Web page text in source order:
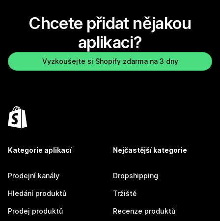
Chcete přidat nějakou
aplikaci?
Vyzkoušejte si Shopify zdarma na 3 dny
Kategorie aplikací
Prodejní kanály
Hledání produktů
Prodej produktů
Nejčastější kategorie
Dropshipping
Tržiště
Recenze produktů